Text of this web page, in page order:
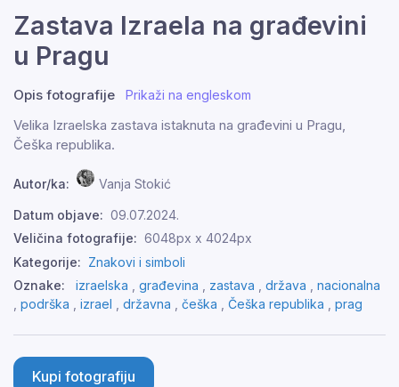
Zastava Izraela na građevini
u Pragu
Opis fotografije Prikaži na engleskom
Velika Izraelska zastava istaknuta na građevini u Pragu,
Češka republika.
Autor/ka: Vanja Stokić
Datum objave: 09.07.2024.
Veličina fotografije: 6048px x 4024px
Kategorije: Znakovi i simboli
Oznake:
izraelska građevina zastava država
nacionalna
podrška izrael državna češka Češka republika prag
Kupi fotografiju